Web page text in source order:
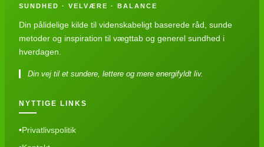
SUNDHED · VELVÆRE · BALANCE
Din pålidelige kilde til videnskabeligt baserede råd, sunde
metoder og inspiration til vægttab og generel sundhed i
hverdagen.
Din vej til et sundere, lettere og mere energifyldt liv.
NYTTIGE LINKS
Privatlivspolitik